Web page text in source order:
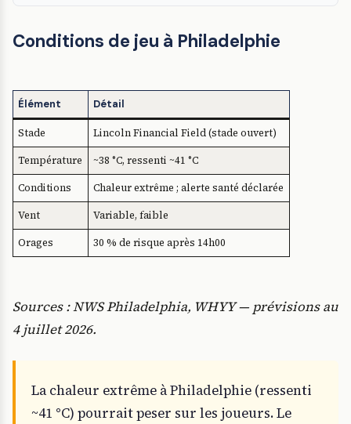
Conditions de jeu à Philadelphie
Élément Détail
Stade Lincoln Financial Field (stade ouvert)
Température ~38 °C, ressenti ~41 °C
Conditions Chaleur extrême ; alerte santé déclarée
Vent Variable, faible
Orages 30 % de risque après 14h00
Sources : NWS Philadelphia, WHYY — prévisions au
4 juillet 2026.
La chaleur extrême à Philadelphie (ressenti
~41 °C) pourrait peser sur les joueurs. Le